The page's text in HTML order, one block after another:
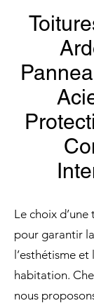
Le choix
pour garantir
l’esthétisme
habitation.
nous